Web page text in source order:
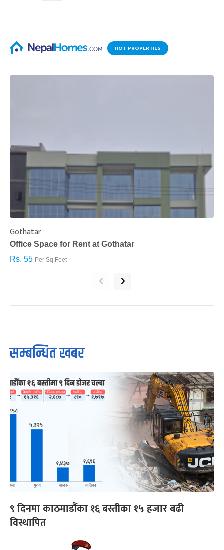
HOT PROPERTIES
Gothatar
Office Space for Rent at Gothatar
Rs. 55 Per Sq.Feet
‹ ›
सम्बन्धित खबर
९ दिनमा काठमाडौंका १६ बस्तीका १५ हजार बढी
विस्थापित